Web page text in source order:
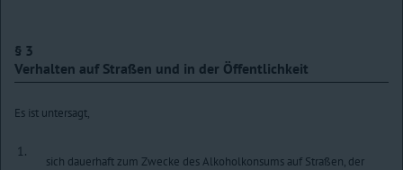
§ 3
Verhalten auf Straßen und in der Öffentlichkeit
Es ist untersagt,
1.
sich dauerhaft zum Zwecke des Alkoholkonsums auf Straßen, der